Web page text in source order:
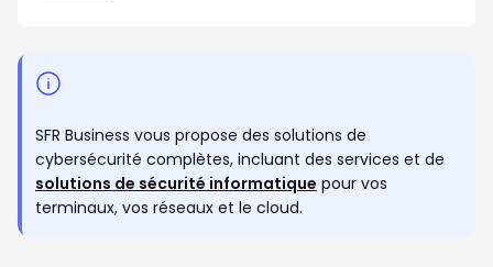
SFR Business vous propose des solutions de
cybersécurité complètes, incluant des services et de
solutions de sécurité informatique pour vos
terminaux, vos réseaux et le cloud.